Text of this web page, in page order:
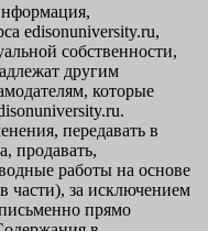
edisonuniversity.ru,
собственности,
другим
которые
передавать в
продавать,
работы на основе
части), за исключением
прямо